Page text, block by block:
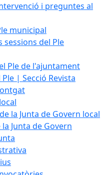
i preguntes al
municipal
sessions del Ple
Ple de l'ajuntament
Ple | Secció Revista
la Junta de Govern local
Junta de Govern